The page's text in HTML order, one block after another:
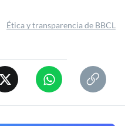
Ética y transparencia de BBCL